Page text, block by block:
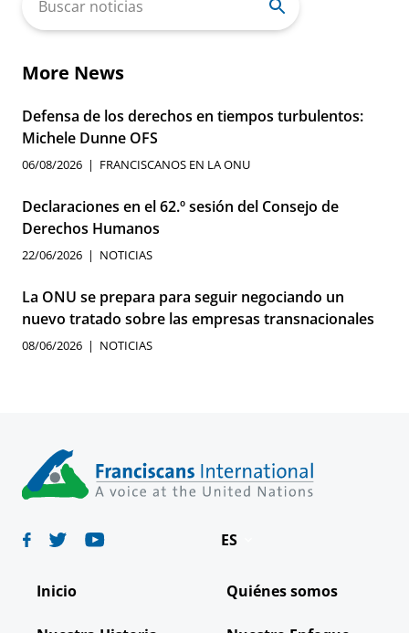
for:
More News
Defensa de los derechos en tiempos turbulentos:
Michele Dunne OFS
06/08/2026 FRANCISCANOS EN LA ONU
Declaraciones en el 62.º sesión del Consejo de
Derechos Humanos
22/06/2026 NOTICIAS
La ONU se prepara para seguir negociando un
nuevo tratado sobre las empresas transnacionales
08/06/2026 NOTICIAS
ES
Deutsch
Inicio Quiénes somos